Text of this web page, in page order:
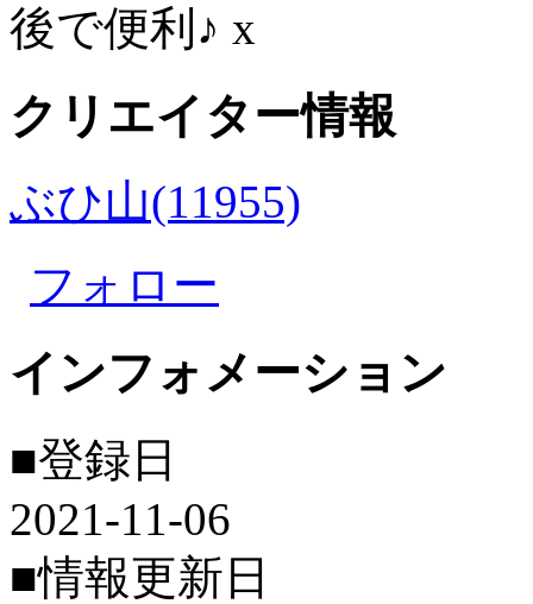
後で便利♪ x
クリエイター情報
ぶひ山(11955)
フォロー
インフォメーション
■登録日
2021-11-06
■情報更新日